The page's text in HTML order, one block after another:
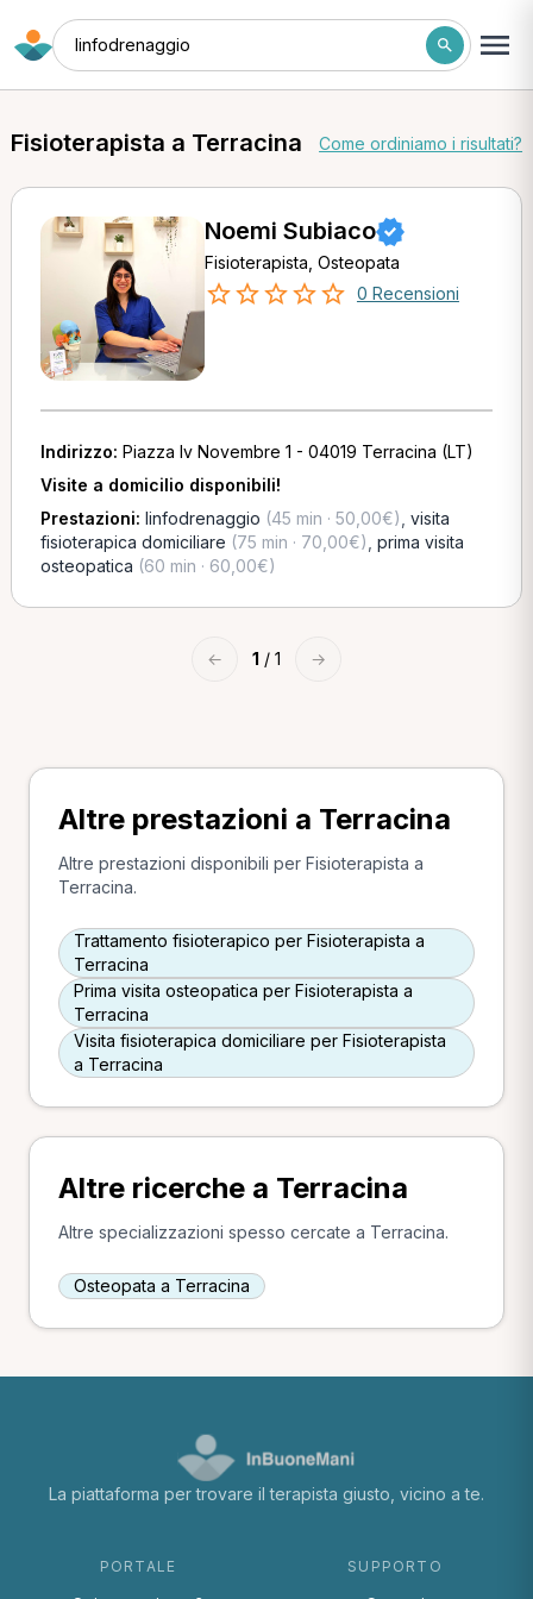
linfodrenaggio
Fisioterapista a Terracina Come ordiniamo i risultati?
Noemi Subiaco
Fisioterapista, Osteopata
0 Recensioni
Indirizzo: Piazza Iv Novembre 1 - 04019 Terracina (LT)
Visite a domicilio disponibili!
Prestazioni: linfodrenaggio (45 min · 50,00€) visita
fisioterapica domiciliare (75 min · 70,00€) prima visita
osteopatica (60 min · 60,00€)
← 1 / 1 →
Altre prestazioni a Terracina
Altre prestazioni disponibili per Fisioterapista a
Terracina.
Trattamento fisioterapico per Fisioterapista a
Terracina
Prima visita osteopatica per Fisioterapista a
Terracina
Visita fisioterapica domiciliare per Fisioterapista
a Terracina
Altre ricerche a Terracina
Altre specializzazioni spesso cercate a Terracina.
Osteopata a Terracina
La piattaforma per trovare il terapista giusto, vicino a te.
PORTALE SUPPORTO